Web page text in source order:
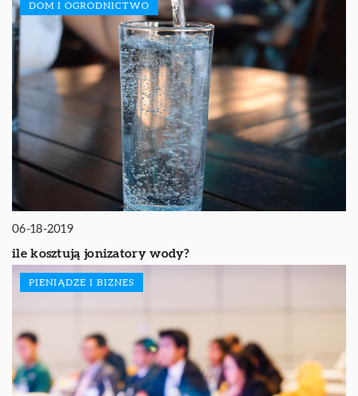
DOM I OGRODNICTWO
06-18-2019
ile kosztują jonizatory wody?
PIENIĄDZE I BIZNES